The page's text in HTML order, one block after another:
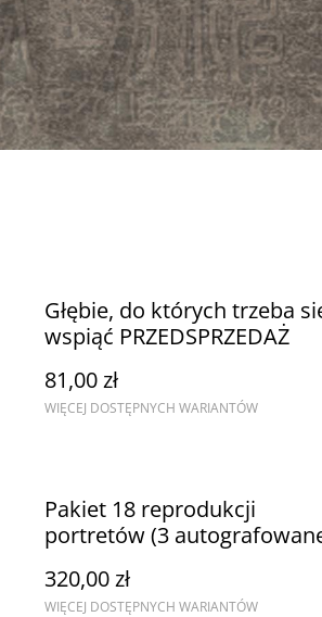
Głębie, do których trzeba
wspiąć PRZEDSPRZEDAŻ
81,00 zł
WIĘCEJ DOSTĘPNYCH WARIANTÓW
Pakiet 18 reprodukcji
portretów (3
320,00 zł
WIĘCEJ DOSTĘPNYCH WARIANTÓW